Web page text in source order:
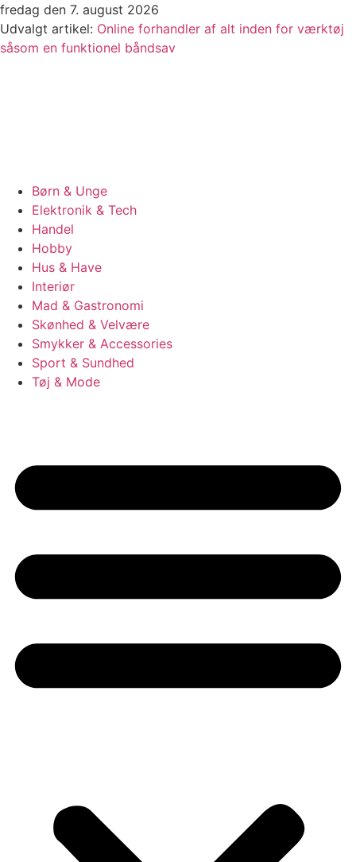
Videre
til
indhold
fredag den 7. august 2026
Udvalgt artikel: Online forhandler af alt inden for værktøj
såsom en funktionel båndsav
Børn & Unge
Elektronik & Tech
Handel
Hobby
Hus & Have
Interiør
Mad & Gastronomi
Skønhed & Velvære
Smykker & Accessories
Sport & Sundhed
Tøj & Mode